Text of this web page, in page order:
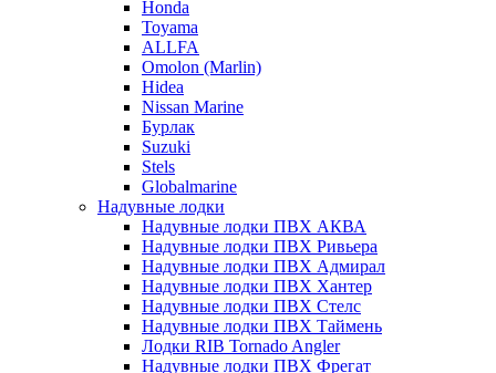
Honda
Toyama
ALLFA
Omolon (Marlin)
Hidea
Nissan Marine
Бурлак
Suzuki
Stels
Globalmarine
Надувные лодки
Надувные лодки ПВХ АКВА
Надувные лодки ПВХ Ривьера
Надувные лодки ПВХ Адмирал
Надувные лодки ПВХ Хантер
Надувные лодки ПВХ Стелс
Надувные лодки ПВХ Таймень
Лодки RIB Tornado Angler
Надувные лодки ПВХ Фрегат